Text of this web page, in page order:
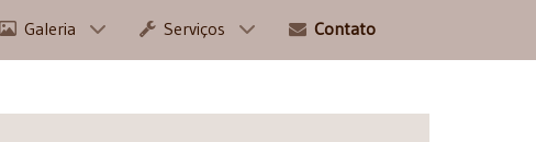
Galeria Serviços Contato